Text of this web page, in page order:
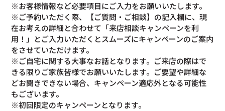
※お客様情報など必要項目にご入力をお願いいたします。
※ご予約いただく際、【ご質問・ご相談】の記入欄に、現
在お考えの詳細と合わせて「来店相談キャンペーンを利
用！」とご入力いただくとスムーズにキャンペーンのご案内
をさせていただけます。
※ご自宅に関する大事なお話となります。ご来店の際はで
きる限りご家族皆様でお願いいたします。ご要望や詳細な
どお聞きできない場合、キャンペーン適応外となる可能性
もございます。
※初回限定のキャンペーンとなります。